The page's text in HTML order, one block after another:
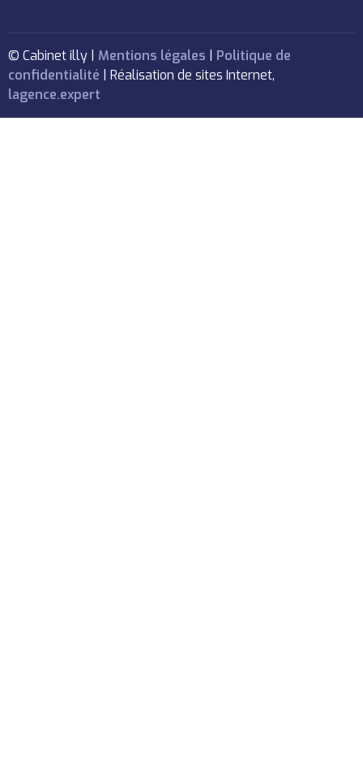
© Cabinet illy | Mentions légales
Politique de
confidentialité | Réalisation de sites Internet,
lagence.expert